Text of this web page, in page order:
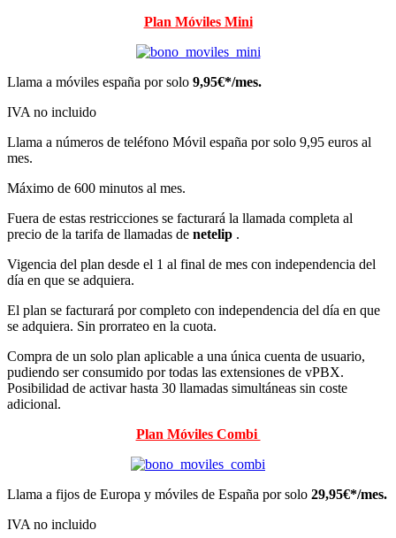
Plan Móviles Mini
Llama a móviles españa por solo 9,95€*/mes.
IVA no incluido
Llama a números de teléfono Móvil españa por solo 9,95 euros al
mes.
Máximo de 600 minutos al mes.
Fuera de estas restricciones se facturará la llamada completa al
precio de la tarifa de llamadas de netelip .
Vigencia del plan desde el 1 al final de mes con independencia del
día en que se adquiera.
El plan se facturará por completo con independencia del día en que
se adquiera. Sin prorrateo en la cuota.
Compra de un solo plan aplicable a una única cuenta de usuario,
pudiendo ser consumido por todas las extensiones de vPBX.
Posibilidad de activar hasta 30 llamadas simultáneas sin coste
adicional.
Plan Móviles Combi
Llama a fijos de Europa y móviles de España por solo 29,95€*/mes.
IVA no incluido